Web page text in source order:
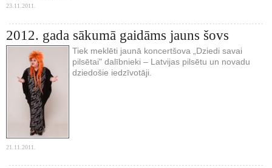
23.11.2011.
2012. gada sākumā gaidāms jauns šovs
Tiek meklēti jaunā koncertšova „Dziedi savai
pilsētai" dalībnieki – Latvijas pilsētu un novadu
dziedošie iedzīvotāji.
21.11.2011.